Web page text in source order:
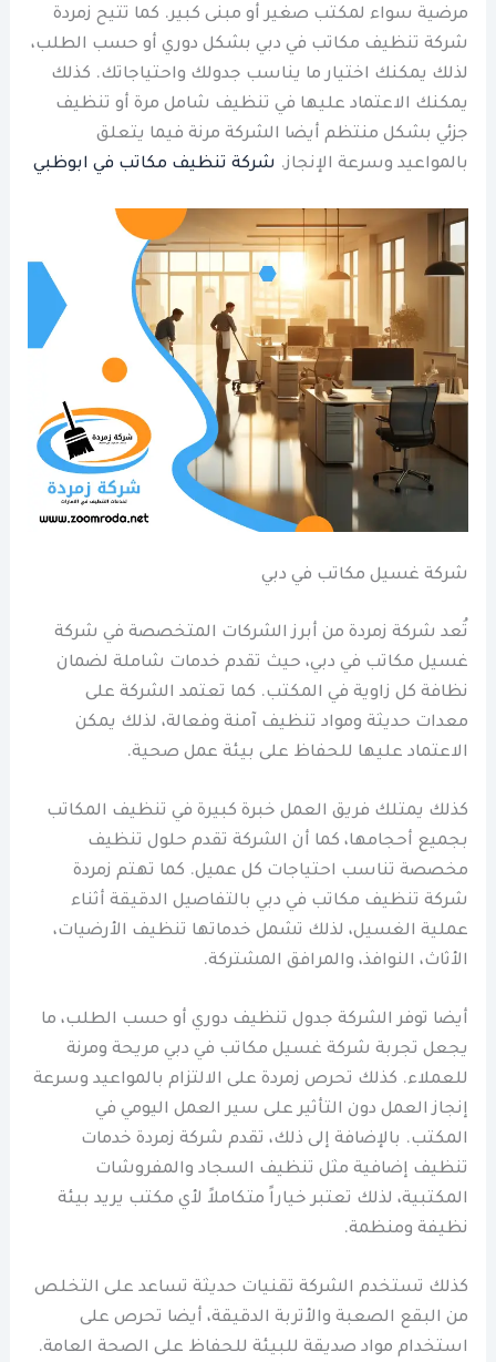
مرضية سواء لمكتب صغير أو مبنى كبير. كما تتيح زمردة
شركة تنظيف مكاتب في دبي بشكل دوري أو حسب الطلب،
لذلك يمكنك اختيار ما يناسب جدولك واحتياجاتك. كذلك
يمكنك الاعتماد عليها في تنظيف شامل مرة أو تنظيف
جزئي بشكل منتظم أيضا الشركة مرنة فيما يتعلق
بالمواعيد وسرعة الإنجاز. شركة تنظيف مكاتب في ابوظبي
شركة غسيل مكاتب في دبي
تُعد شركة زمردة من أبرز الشركات المتخصصة في شركة
غسيل مكاتب في دبي، حيث تقدم خدمات شاملة لضمان
نظافة كل زاوية في المكتب. كما تعتمد الشركة على
معدات حديثة ومواد تنظيف آمنة وفعالة، لذلك يمكن
الاعتماد عليها للحفاظ على بيئة عمل صحية.
كذلك يمتلك فريق العمل خبرة كبيرة في تنظيف المكاتب
بجميع أحجامها، كما أن الشركة تقدم حلول تنظيف
مخصصة تناسب احتياجات كل عميل. كما تهتم زمردة
شركة تنظيف مكاتب في دبي بالتفاصيل الدقيقة أثناء
عملية الغسيل، لذلك تشمل خدماتها تنظيف الأرضيات،
الأثاث، النوافذ، والمرافق المشتركة.
أيضا توفر الشركة جدول تنظيف دوري أو حسب الطلب، ما
يجعل تجربة شركة غسيل مكاتب في دبي مريحة ومرنة
للعملاء. كذلك تحرص زمردة على الالتزام بالمواعيد وسرعة
إنجاز العمل دون التأثير على سير العمل اليومي في
المكتب. بالإضافة إلى ذلك، تقدم شركة زمردة خدمات
تنظيف إضافية مثل تنظيف السجاد والمفروشات
المكتبية، لذلك تعتبر خياراً متكاملاً لأي مكتب يريد بيئة
نظيفة ومنظمة.
كذلك تستخدم الشركة تقنيات حديثة تساعد على التخلص
من البقع الصعبة والأتربة الدقيقة، أيضا تحرص على
استخدام مواد صديقة للبيئة للحفاظ على الصحة العامة.